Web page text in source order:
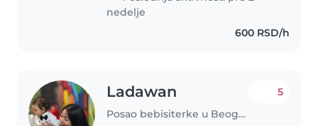
nedelje
600 RSD/h
Ladawan
Posao bebisiterke u Beograd
5